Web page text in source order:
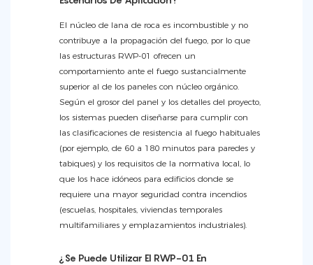
El núcleo de lana de roca es incombustible y no
contribuye a la propagación del fuego, por lo que
las estructuras RWP-01 ofrecen un
comportamiento ante el fuego sustancialmente
superior al de los paneles con núcleo orgánico.
Según el grosor del panel y los detalles del proyecto,
los sistemas pueden diseñarse para cumplir con
las clasificaciones de resistencia al fuego habituales
(por ejemplo, de 60 a 180 minutos para paredes y
tabiques) y los requisitos de la normativa local, lo
que los hace idóneos para edificios donde se
requiere una mayor seguridad contra incendios
(escuelas, hospitales, viviendas temporales
multifamiliares y emplazamientos industriales).
¿Se Puede Utilizar El RWP-01 En